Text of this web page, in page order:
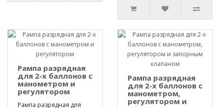
Рампа разрядная
для 2-х баллонов с
манометром и
регулятором
Рампа разрядная для
Рампа разрядная
для 2-х баллонов с
манометром,
регулятором и